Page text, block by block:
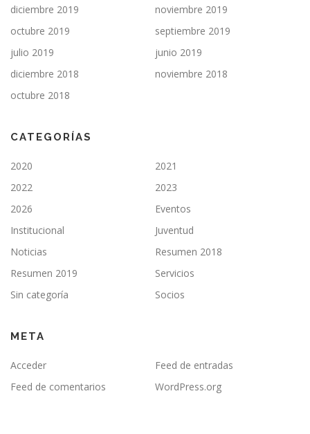
diciembre 2019
noviembre 2019
octubre 2019
septiembre 2019
julio 2019
junio 2019
diciembre 2018
noviembre 2018
octubre 2018
CATEGORÍAS
2020
2021
2022
2023
2026
Eventos
Institucional
Juventud
Noticias
Resumen 2018
Resumen 2019
Servicios
Sin categoría
Socios
META
Acceder
Feed de entradas
Feed de comentarios
WordPress.org